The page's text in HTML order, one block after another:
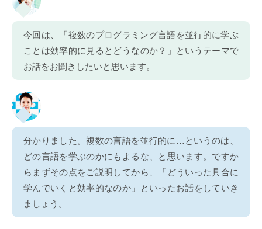
今回は、「複数のプログラミング言語を並行的に学ぶ
ことは効率的に見るとどうなのか？」というテーマで
お話をお聞きしたいと思います。
分かりました。複数の言語を並行的に…というのは、
どの言語を学ぶのかにもよるな、と思います。ですか
らまずその点をご説明してから、「どういった具合に
学んでいくと効率的なのか」といったお話をしていき
ましょう。